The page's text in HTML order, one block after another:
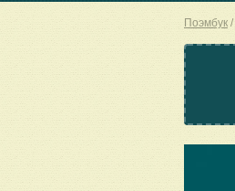
Поэмбук